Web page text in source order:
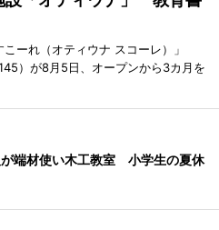
ーれ（オティウナ スコーレ）」
）が8月5日、オープンから3カ月を
端材使い木工教室 小学生の夏休